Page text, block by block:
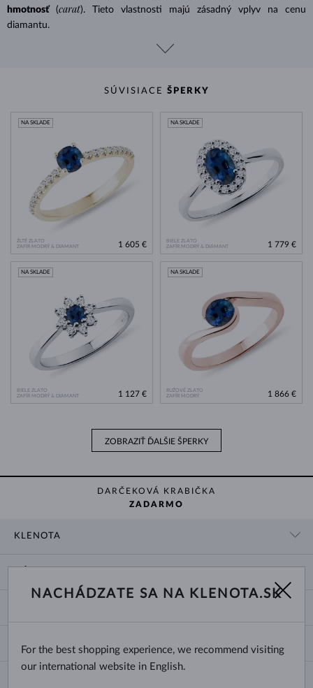
hmotnosť
(carat). Tieto vlastnosti majú zásadný vplyv na cenu
diamantu.
SÚVISIACE ŠPERKY
ŽLTÉ ZLATO
ZAFÍR MODRÝ & DIAMANT
NA SKLADE
1 605 €
BIELE ZLATO
ZAFÍR MODRÝ & DIAMANT
NA SKLADE
1 779 €
BIELE ZLATO
ZAFÍR MODRÝ & DIAMANT
NA SKLADE
1 127 €
RUŽOVÉ ZLATO
ZAFÍR MODRÝ
NA SKLADE
1 866 €
ZOBRAZIŤ ĎALŠIE ŠPERKY
DARČEKOVÁ KRABIČKA
ZADARMO
KLENOTA
O NÁS
DODANIE A PLATBA ZA TOVAR
VÝBER SVADOBNÝCH OBRÚČOK
CERTIFIKÁTY PRAVOSTI
TYPY A DĹŽKY RETIAZOK
DĹŽKY NÁRAMKOV
Slovensko
NACHÁDZATE SA NA KLENOTA.SK
For the best shopping experience, we recommend visiting
our international website in English.